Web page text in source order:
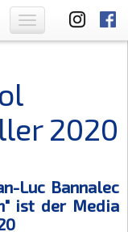
Toggle
navigation
2020
Luc Bannalec
ist der Media